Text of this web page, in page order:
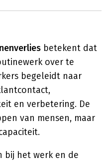
betekent dat
over te
begeleidt naar
en verbetering. De
van mensen, maar
bij het werk en de